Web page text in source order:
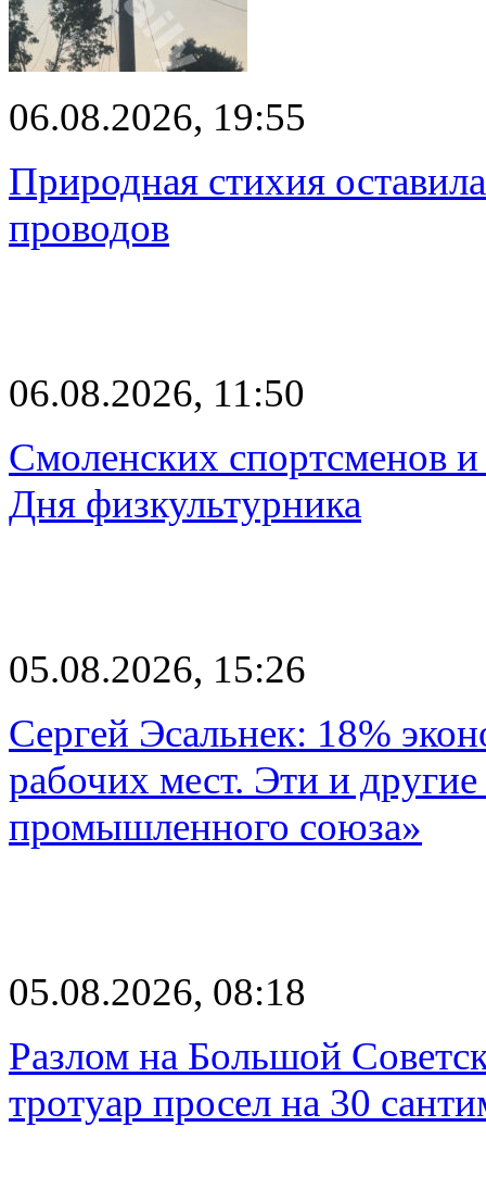
06.08.2026, 19:55
Природная стихия
проводов
06.08.2026, 11:50
Смоленских спортсменов
Дня физкультурника
05.08.2026, 15:26
Сергей Эсальнек: 18%
рабочих мест. Эти и
промышленного союза»
05.08.2026, 08:18
Разлом на Большой
тротуар просел на 30